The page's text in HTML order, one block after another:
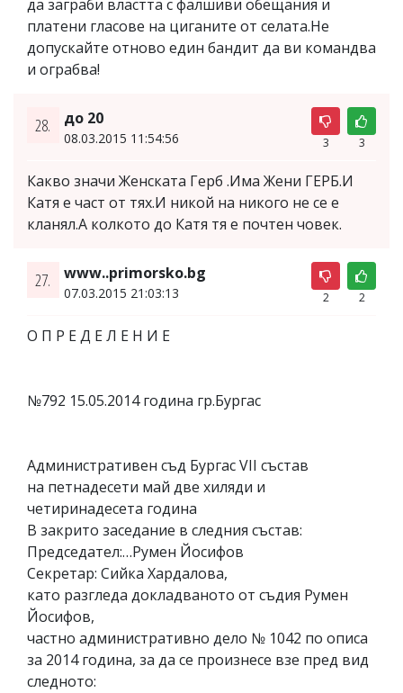
да заграби властта с фалшиви обещания и
платени гласове на циганите от селата.Не
допускайте отново един бандит да ви командва
и ограбва!
28. до 20
08.03.2015 11:54:56 3 3
Какво значи Женската Герб .Има Жени ГЕРБ.И
Катя е част от тях.И никой на никого не се е
кланял.А колкото до Катя тя е почтен човек.
27. www..primorsko.bg
07.03.2015 21:03:13 2 2
О П Р Е Д Е Л Е Н И Е
№792 15.05.2014 година гр.Бургас
Административен съд Бургас VІІ състав
на петнадесети май две хиляди и
четиринадесета година
В закрито заседание в следния състав:
Председател:…Румен Йосифов
Секретар: Сийка Хардалова,
като разгледа докладваното от съдия Румен
Йосифов,
частно административно дело № 1042 по описа
за 2014 година, за да се произнесе взе пред вид
следното: